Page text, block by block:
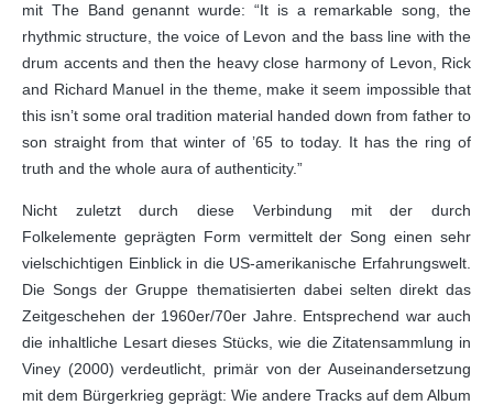
mit The Band genannt wurde: “It is a remarkable song, the
rhythmic structure, the voice of Levon and the bass line with the
drum accents and then the heavy close harmony of Levon, Rick
and Richard Manuel in the theme, make it seem impossible that
this isn’t some oral tradition material handed down from father to
son straight from that winter of ’65 to today. It has the ring of
truth and the whole aura of authenticity.”
Nicht zuletzt durch diese Verbindung mit der durch
Folkelemente geprägten Form vermittelt der Song einen sehr
vielschichtigen Einblick in die US-amerikanische Erfahrungswelt.
Die Songs der Gruppe thematisierten dabei selten direkt das
Zeitgeschehen der 1960er/70er Jahre. Entsprechend war auch
die inhaltliche Lesart dieses Stücks, wie die Zitatensammlung in
Viney (2000) verdeutlicht, primär von der Auseinandersetzung
mit dem Bürgerkrieg geprägt: Wie andere Tracks auf dem Album